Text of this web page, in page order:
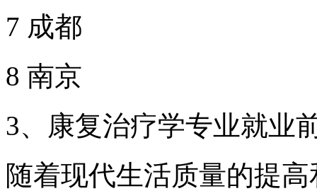
7 成都
8 南京
3、康复治疗学专业就业
随着现代生活质量的提